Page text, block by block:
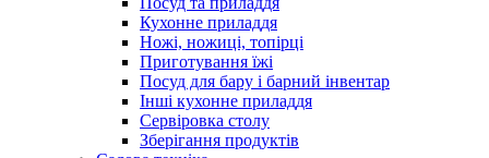
Кухонне приладдя
Ножі, ножиці, топірці
Приготування їжі
Посуд для бару і барний інвентар
Інші кухонне приладдя
Сервіровка столу
Зберігання продуктів